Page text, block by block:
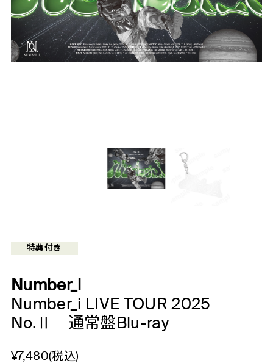
特典付き
Number_i
Number_i LIVE TOUR 2025
No.Ⅱ 通常盤Blu-ray
¥7,480(税込)